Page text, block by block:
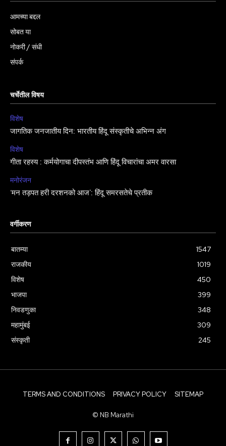
आमच्या बद्दल
सोबत या
नोकरी / संधी
संपर्क
चर्चेतील विषय
विशेष
जागतिक जनजातीय दिन: भारतीय हिंदू संस्कृतीचे अभिन्न अंग
विशेष
गीता रहस्य : कर्मयोगाचा दीपस्तंभ आणि हिंदू विचारांचा अमर वारसा
मनोरंजन
‘मन तड़पत हरी दरशनको आज’: हिंदू समरसतेचे प्रतीक
वर्गीकरण
बातम्या
1547
राजकीय
1019
विशेष
450
भाजपा
399
निवडणुका
348
महामुंबई
309
संस्कृती
245
TERMS AND CONDITIONS PRIVACY POLICY SITEMAP
© NB Marathi